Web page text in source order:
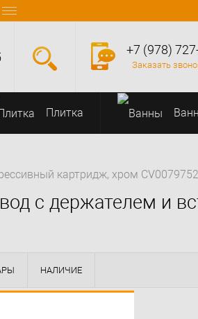
+7 (978)
Заказать
Плитка
картридж, хром
с держателем и
НАЛИЧИЕ